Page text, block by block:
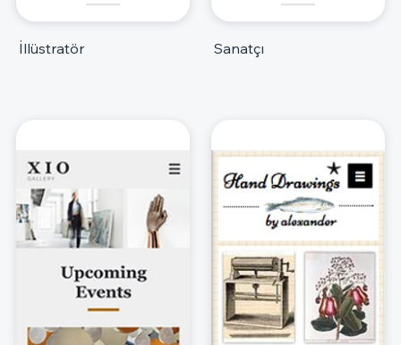
İllüstratör Sanatçı